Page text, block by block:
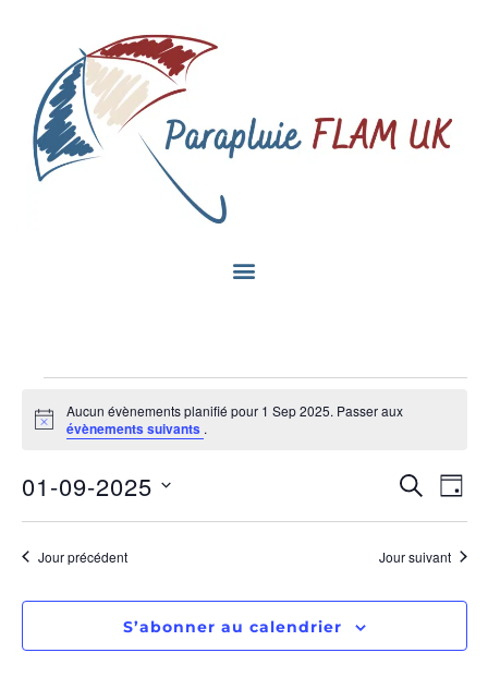
Notice
Aucun évènements planifié pour 1 Sep 2025. Passer aux
évènements suivants .
ET
DE
VUES
de
Jour
01-09-2025
une
date.Jour précédent Jour suivant
S’abonner au calendrier